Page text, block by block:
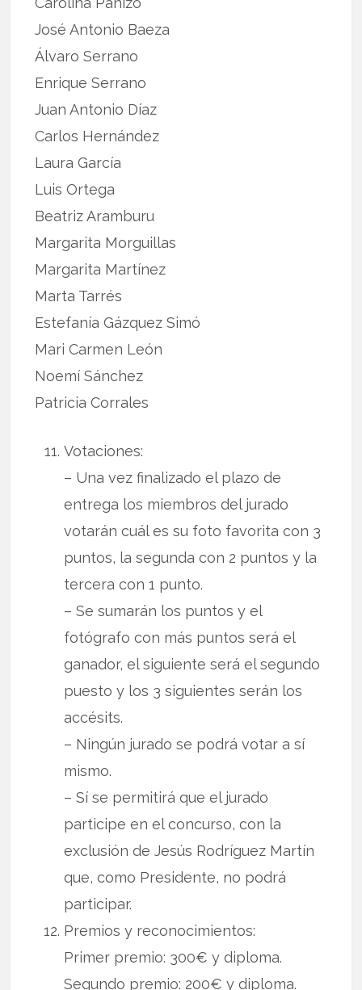
José Antonio Baeza
Álvaro Serrano
Enrique Serrano
Juan Antonio Díaz
Carlos Hernández
Laura García
Luis Ortega
Beatriz Aramburu
Margarita Morguillas
Margarita Martínez
Marta Tarrés
Estefanía Gázquez Simó
Mari Carmen León
Noemí Sánchez
Patricia Corrales
Votaciones:
– Una vez finalizado el plazo de
entrega los miembros del jurado
votarán cuál es su foto favorita con 3
puntos, la segunda con 2 puntos y la
tercera con 1 punto.
– Se sumarán los puntos y el
fotógrafo con más puntos será el
ganador, el siguiente será el segundo
puesto y los 3 siguientes serán los
accésits.
– Ningún jurado se podrá votar a sí
mismo.
– Sí se permitirá que el jurado
participe en el concurso, con la
exclusión de Jesús Rodríguez Martín
que, como Presidente, no podrá
participar.
Premios y reconocimientos:
Primer premio: 300€ y diploma.
Segundo premio: 200€ y diploma.